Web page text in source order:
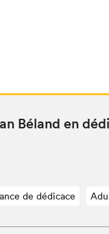
Béland en
de dédicace